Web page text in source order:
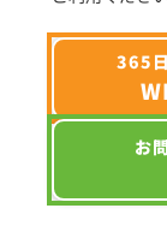
365
お